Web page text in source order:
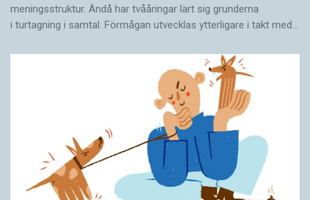
meningsstruktur. Ändå har tvååringar lärt sig grunderna
i turtagning i samtal. Förmågan utvecklas ytterligare i takt med…